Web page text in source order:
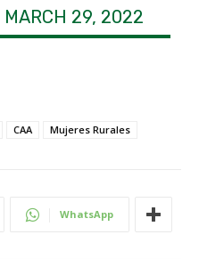
MARCH 29, 2022
CAA Mujeres Rurales
WhatsApp